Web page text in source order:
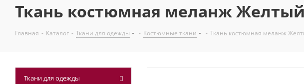
Ткань костюмная меланж Желтый
Главная - Каталог - Ткани для одежды - Костюмные ткани - Ткань костюмная меланж
Ткани для одежды